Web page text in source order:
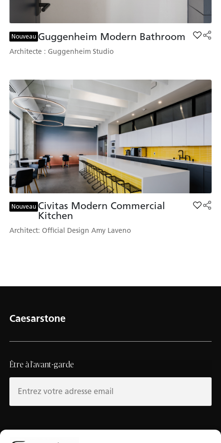
Nouveau Guggenheim Modern Bathroom Add
Architecte : Guggenheim Studio
Nouveau Civitas Modern Commercial
Kitchen
Add
Architect: Official Design Amy Laveno
Caesarstone
Être à l’avant-garde